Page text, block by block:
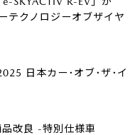
テクノロジーオブザイヤ
日本カー･オブ･ザ･イ
改良 -特別仕様車